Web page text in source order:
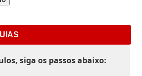
siga os passos abaixo: